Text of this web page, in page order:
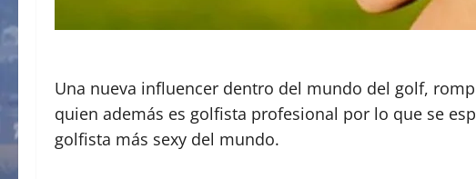
Una nueva influencer dentro del mundo del golf,
quien además es golfista profesional por lo que se
golfista más sexy del mundo.